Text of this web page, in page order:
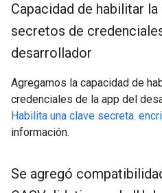
Capacidad de habilitar
secretos de
desarrollador
Agregamos la capacidad de
credenciales de la app del
Habilita una clave secreta.
información.
Se agregó